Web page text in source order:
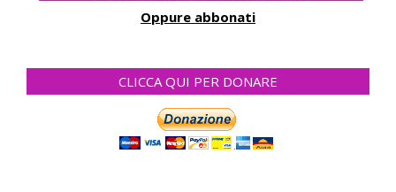
Oppure abbonati
CLICCA QUI PER DONARE